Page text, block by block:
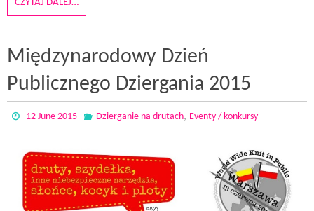
CZYTAJ DALEJ…
Międzynarodowy Dzień
Publicznego Dziergania 2015
12 June 2015 Dzierganie na drutach, Eventy / konkursy